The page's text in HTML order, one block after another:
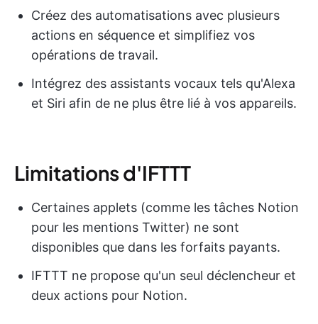
Créez des automatisations avec plusieurs
actions en séquence et simplifiez vos
opérations de travail.
Intégrez des assistants vocaux tels qu'Alexa
et Siri afin de ne plus être lié à vos appareils.
Limitations d'IFTTT
Certaines applets (comme les tâches Notion
pour les mentions Twitter) ne sont
disponibles que dans les forfaits payants.
IFTTT ne propose qu'un seul déclencheur et
deux actions pour Notion.